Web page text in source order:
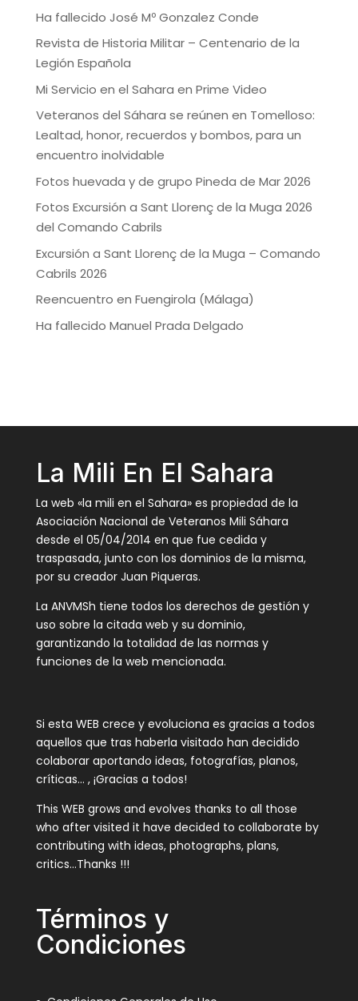
Ha fallecido José Mº Gonzalez Conde
Revista de Historia Militar – Centenario de la
Legión Española
Mi Servicio en el Sahara en Prime Video
Veteranos del Sáhara se reúnen en Tomelloso:
Lealtad, honor, recuerdos y bombos, para un
encuentro inolvidable
Fotos huevada y de grupo Pineda de Mar 2026
Fotos Excursión a Sant Llorenç de la Muga 2026
del Comando Cabrils
Excursión a Sant Llorenç de la Muga – Comando
Cabrils 2026
Reencuentro en Fuengirola (Málaga)
Ha fallecido Manuel Prada Delgado
La Mili En El Sahara
La web «la mili en el Sahara» es propiedad de la
Asociación Nacional de Veteranos Mili Sáhara
desde el 05/04/2014 en que fue cedida y
traspasada, junto con los dominios de la misma,
por su creador Juan Piqueras.
La ANVMSh tiene todos los derechos de gestión y
uso sobre la citada web y su dominio,
garantizando la totalidad de las normas y
funciones de la web mencionada.
Si esta WEB crece y evoluciona es gracias a todos
aquellos que tras haberla visitado han decidido
colaborar aportando ideas, fotografías, planos,
críticas… , ¡Gracias a todos!
This WEB grows and evolves thanks to all those
who after visited it have decided to collaborate by
contributing with ideas, photographs, plans,
critics…Thanks !!!
Términos y
Condiciones